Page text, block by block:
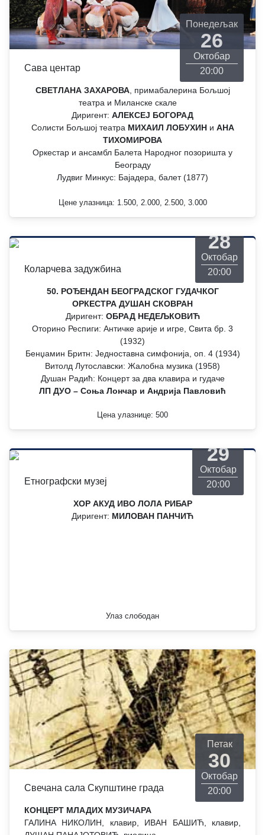
Понедељак
26
Октобар
20:00
Сава центар
СВЕТЛАНА ЗАХАРОВА, примабалерина Бољшој
театра и Миланске скале
Диригент: АЛЕКСЕЈ БОГОРАД
Солисти Бољшој театра МИХАИЛ ЛОБУХИНи АНА
ТИХОМИРОВА
Оркестар и ансамбл Балета Народног позоришта у
Београду
Лудвиг Минкус: Бајадера, балет (1877)
Цене улазница: 1.500, 2.000, 2.500, 3.000
28
Октобар
20:00
Коларчева задужбина
50. РОЂЕНДАН БЕОГРАДСКОГ ГУДАЧКОГ
ОРКЕСТРА ДУШАН СКОВРАН
Диригент: ОБРАД НЕДЕЉКОВИЋ
Оторино Респиги: Античке арије и игре, Свита бр. 3
(1932)
Бенџамин Бритн: Једноставна симфонија, оп. 4 (1934)
Витолд Лутославски: Жалобна музика (1958)
Душан Радић: Концерт за два клавира и гудаче
ЛП ДУО – Соња Лончар и Андрија Павловић
Цена улазнице: 500
29
Октобар
20:00
Етнографски музеј
ХОР АКУД ИВО ЛОЛА РИБАР
Диригент: МИЛОВАН ПАНЧИЋ
Улаз слободан
Петак
30
Октобар
20:00
Свечана сала Скупштине града
КОНЦЕРТ МЛАДИХ МУЗИЧАРА
ГАЛИНА НИКОЛИН, клавир, ИВАН БАШИЋ, клавир,